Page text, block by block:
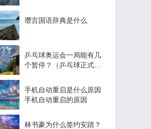
谮言国语辞典是什么
乒乓球奥运会一局能有几
个暂停？（乒乓球正式进
手机自动重启是什么原因
手机自动重启的原因
林书豪为什么签约安踏？